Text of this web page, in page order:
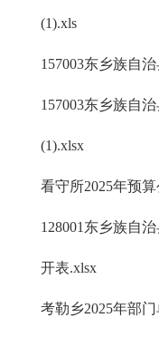
(1).xls
157003东乡族自
157003东乡族自
(1).xlsx
看守所2025年预
128001东乡族自
开表.xlsx
考勒乡2025年部